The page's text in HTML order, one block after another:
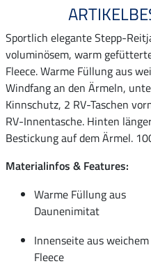
Sportlich elegante Stepp-
voluminösem, warm
Fleece. Warme Füllung aus
Windfang an den Ärmeln,
Kinnschutz, 2 RV-Taschen
RV-Innentasche. Hinten
Bestickung auf dem Ärmel.
Materialinfos & Features:
Warme Füllung aus
Daunenimitat
Innenseite aus weichem
Fleece